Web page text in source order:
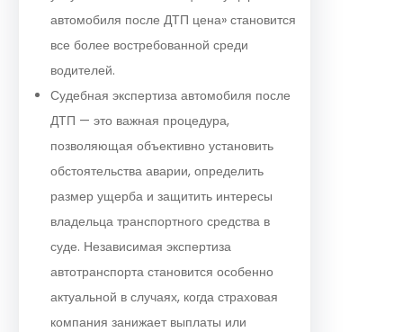
автомобиля после ДТП цена» становится
все более востребованной среди
водителей.
Судебная экспертиза автомобиля после
ДТП — это важная процедура,
позволяющая объективно установить
обстоятельства аварии, определить
размер ущерба и защитить интересы
владельца транспортного средства в
суде. Независимая экспертиза
автотранспорта становится особенно
актуальной в случаях, когда страховая
компания занижает выплаты или